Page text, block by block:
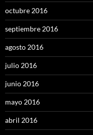
octubre 2016
septiembre 2016
agosto 2016
julio 2016
junio 2016
mayo 2016
abril 2016